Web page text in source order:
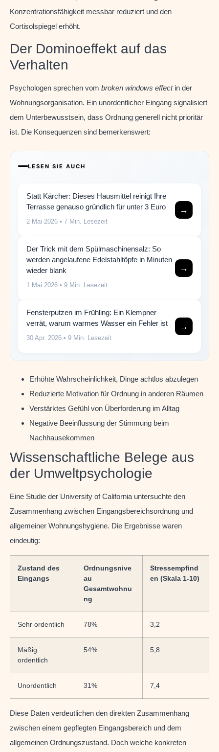
Konzentrationsfähigkeit messbar reduziert und den
Cortisolspiegel erhöht.
Der Dominoeffekt auf das
Verhalten
Psychologen sprechen vom broken windows effectin der
Wohnungsorganisation. Ein unordentlicher Eingang signalisiert
dem Unterbewusstsein, dass Ordnung generell nicht prioritär
ist. Die Konsequenzen sind bemerkenswert:
LESEN SIE AUCH
Statt Kärcher: Dieses Hausmittel reinigt Ihre
Terrasse genauso gründlich für unter 3 Euro
2 Mai 2026 • 7 Min. Lesezeit
→
Der Trick mit dem Spülmaschinensalz: So
werden angelaufene Edelstahltöpfe in Minuten
wieder blank
1 Mai 2026 • 9 Min. Lesezeit
→
Fensterputzen im Frühling: Ein Klempner
verrät, warum warmes Wasser ein Fehler ist
30 Apr. 2026 • 9 Min. Lesezeit
→
Erhöhte Wahrscheinlichkeit, Dinge achtlos abzulegen
Reduzierte Motivation für Ordnung in anderen Räumen
Verstärktes Gefühl von Überforderung im Alltag
Negative Beeinflussung der Stimmung beim
Nachhausekommen
Wissenschaftliche Belege aus
der Umweltpsychologie
Eine Studie der University of California untersuchte den
Zusammenhang zwischen Eingangsbereichsordnung und
allgemeiner Wohnungshygiene. Die Ergebnisse waren
eindeutig:
Zustand des
Eingangs
Ordnungsnive
au
Gesamtwohnu
ng
Stressempfind
en (Skala 1-10)
Sehr ordentlich 78% 3,2
Mäßig
ordentlich
54% 5,8
Unordentlich 31% 7,4
Diese Daten verdeutlichen den direkten Zusammenhang
zwischen einem gepflegten Eingangsbereich und dem
allgemeinen Ordnungszustand. Doch welche konkreten